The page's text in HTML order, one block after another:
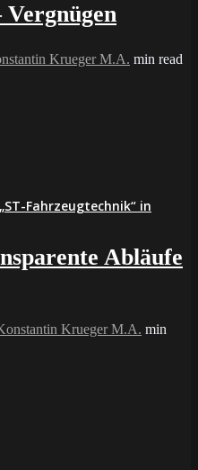
Krueger M.A. min read
Fahrzeugtechnik“ in
Abläufe
Krueger M.A. min